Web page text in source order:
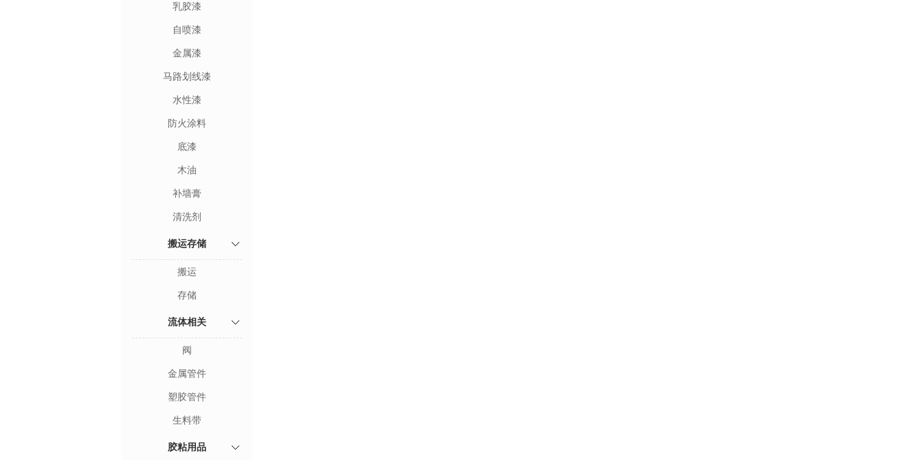
乳胶漆
自喷漆
金属漆
马路划线漆
水性漆
防火涂料
底漆
木油
补墙膏
清洗剂
搬运存储
搬运
存储
流体相关
阀
金属管件
塑胶管件
生料带
胶粘用品